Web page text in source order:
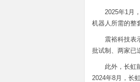
2025年1月
机器人所需的整
震裕科技表
批试制、两家已
此外，长虹
2024年8月，长